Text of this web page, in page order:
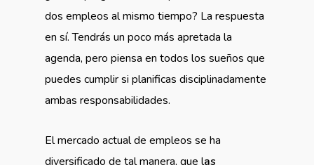
dos empleos al mismo tiempo? La respuesta
en sí. Tendrás un poco más apretada la
agenda, pero piensa en todos los sueños que
puedes cumplir si planificas disciplinadamente
ambas responsabilidades.
El mercado actual de empleos se ha
diversificado de tal manera, que las